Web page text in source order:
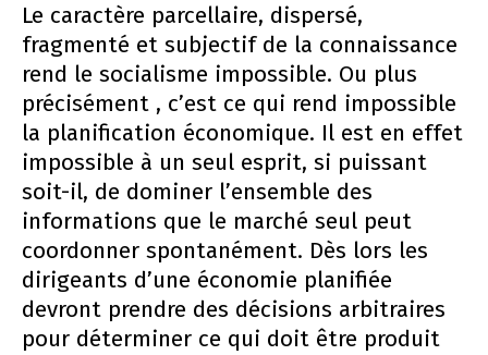
Le caractère parcellaire, dispersé,
fragmenté et subjectif de la connaissance
rend le socialisme impossible. Ou plus
précisément , c’est ce qui rend impossible
la planification économique. Il est en effet
impossible à un seul esprit, si puissant
soit-il, de dominer l’ensemble des
informations que le marché seul peut
coordonner spontanément. Dès lors les
dirigeants d’une économie planifiée
devront prendre des décisions arbitraires
pour déterminer ce qui doit être produit